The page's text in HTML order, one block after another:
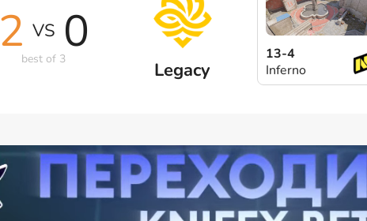
2 VS 0
best of 3 Legacy
13-4
Inferno